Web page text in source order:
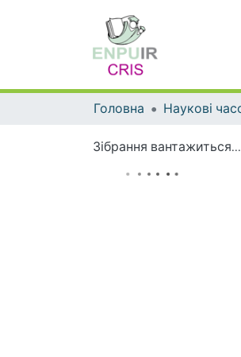
Головна
Зібрання вантажиться...